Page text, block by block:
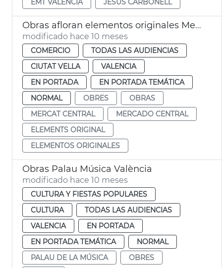
Obras afloran elementos originales Mercado Central de València
modificado hace 10 meses
COMERCIO
TODAS LAS AUDIENCIAS
CIUTAT VELLA
VALENCIA
EN PORTADA
EN PORTADA TEMÁTICA
NORMAL
OBRES
OBRAS
MERCAT CENTRAL
MERCADO CENTRAL
ELEMENTS ORIGINAL
ELEMENTOS ORIGINALES
Obras Palau Música València
modificado hace 10 meses
CULTURA Y FIESTAS POPULARES
CULTURA
TODAS LAS AUDIENCIAS
VALENCIA
EN PORTADA
EN PORTADA TEMÁTICA
NORMAL
PALAU DE LA MÚSICA
OBRES